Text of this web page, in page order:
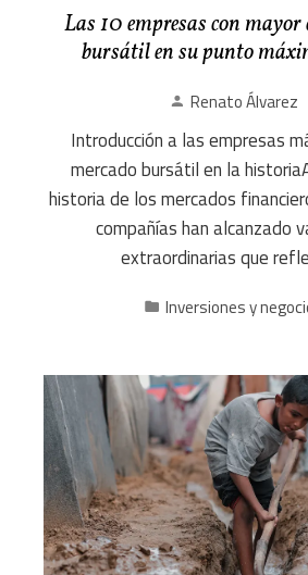
Las 10 empresas con
bursátil en su punto
Renato Álvarez
Introducción a las empresas
mercado bursátil en la
historia de los mercados
compañías han alcanzado
extraordinarias que
Inversiones y